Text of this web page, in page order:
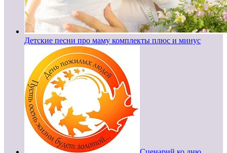
Детские песни про маму комплекты плюс и минус